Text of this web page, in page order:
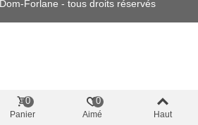
Forlane - tous droits réservés
Panier
0
Aimé
0
Haut